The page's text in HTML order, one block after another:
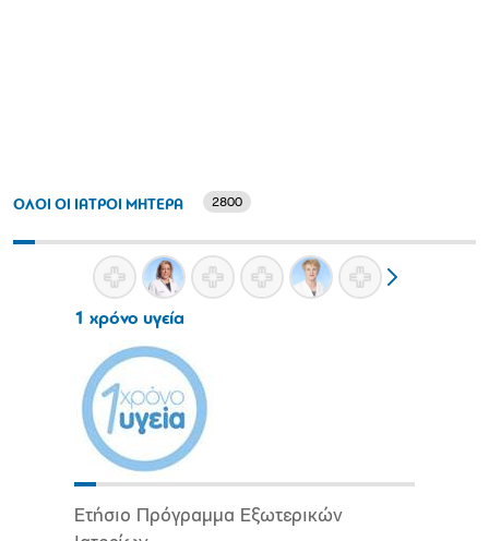
ΟΛΟΙ ΟΙ ΙΑΤΡΟΙ ΜΗΤΕΡΑ 2800
1 χρόνο υγεία
Ετήσιο Πρόγραμμα Εξωτερικών